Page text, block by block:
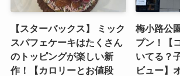
【スターバックス】 ミック
スパフェケーキはたくさん
のトッピングが楽しい新
作！【カロリーとお値段
梅小路公
プン！【
いてる？
ビュー】